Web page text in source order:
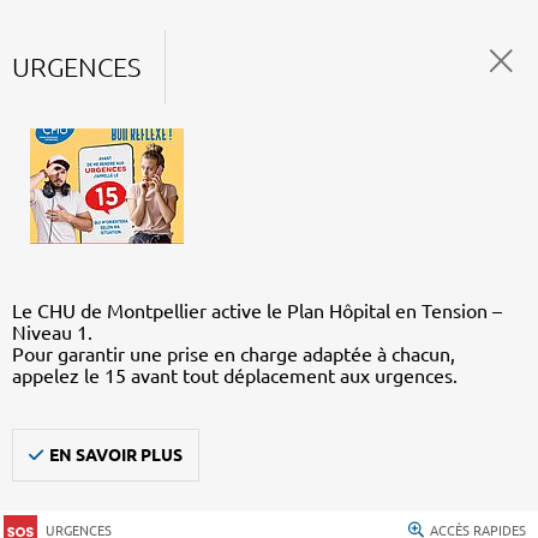
URGENCES
Le CHU de Montpellier active le Plan Hôpital en Tension –
Niveau 1.
Pour garantir une prise en charge adaptée à chacun,
appelez le 15 avant tout déplacement aux urgences.
EN SAVOIR PLUS
URGENCES ACCÈS RAPIDES